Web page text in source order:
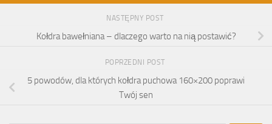
NASTĘPNY POST
Kołdra bawełniana – dlaczego warto na nią postawić?
POPRZEDNI POST
5 powodów, dla których kołdra puchowa 160×200 poprawi
Twój sen